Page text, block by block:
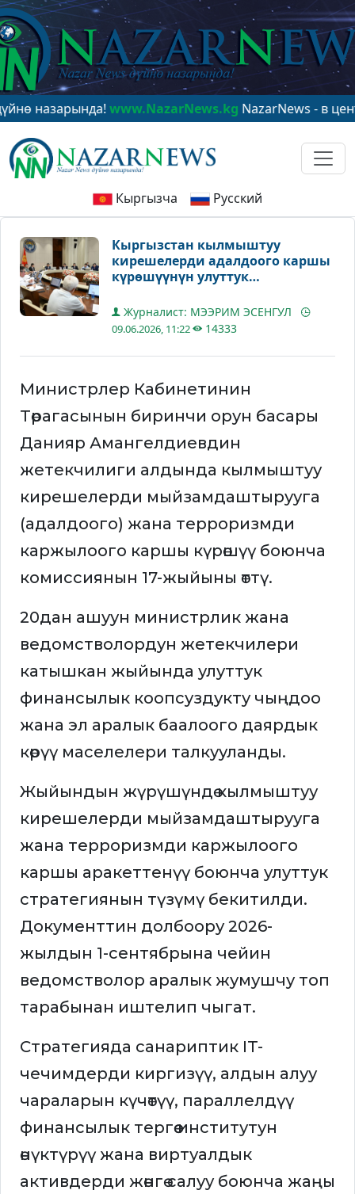
www.NazarNews.kgNazarNews - в центре
Кыргызча Русский
Кыргызстан кылмыштуу
кирешелерди адалдоого каршы
күрөшүүнүн улуттук
Журналист: МЭЭРИМ ЭСЕНГУЛ
09.06.2026, 11:22 14333
Министрлер Кабинетинин
Төрагасынын биринчи орун басары
Данияр Амангелдиевдин
жетекчилиги алдында кылмыштуу
кирешелерди мыйзамдаштырууга
(адалдоого) жана терроризмди
каржылоого каршы күрөшүү боюнча
комиссиянын 17-жыйыны өттү.
20дан ашуун министрлик жана
ведомстволордун жетекчилери
катышкан жыйында улуттук
финансылык коопсуздукту чыңдоо
жана эл аралык баалоого даярдык
көрүү маселелери талкууланды.
Жыйындын жүрүшүндө кылмыштуу
кирешелерди мыйзамдаштырууга
жана терроризмди каржылоого
каршы аракеттенүү боюнча улуттук
стратегиянын түзүмү бекитилди.
Документтин долбоору 2026-
жылдын 1-сентябрына чейин
ведомстволор аралык жумушчу топ
тарабынан иштелип чыгат.
Стратегияда санариптик IT-
чечимдерди киргизүү, алдын алуу
чараларын күчөтүү, параллелдүү
финансылык тергөө институтун
өнүктүрүү жана виртуалдык
активдерди жөнгө салуу боюнча жаңы